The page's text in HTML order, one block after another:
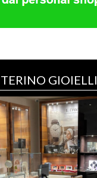
TERINO GIOIELLI